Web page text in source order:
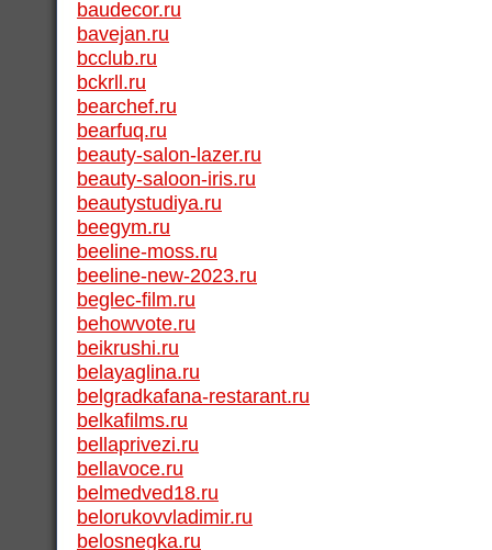
baudecor.ru
bavejan.ru
bcclub.ru
bckrll.ru
bearchef.ru
bearfuq.ru
beauty-salon-lazer.ru
beauty-saloon-iris.ru
beautystudiya.ru
beegym.ru
beeline-moss.ru
beeline-new-2023.ru
beglec-film.ru
behowvote.ru
beikrushi.ru
belayaglina.ru
belgradkafana-restarant.ru
belkafilms.ru
bellaprivezi.ru
bellavoce.ru
belmedved18.ru
belorukovvladimir.ru
belosnegka.ru